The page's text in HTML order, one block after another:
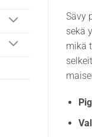
Sävy
sekä
mikä